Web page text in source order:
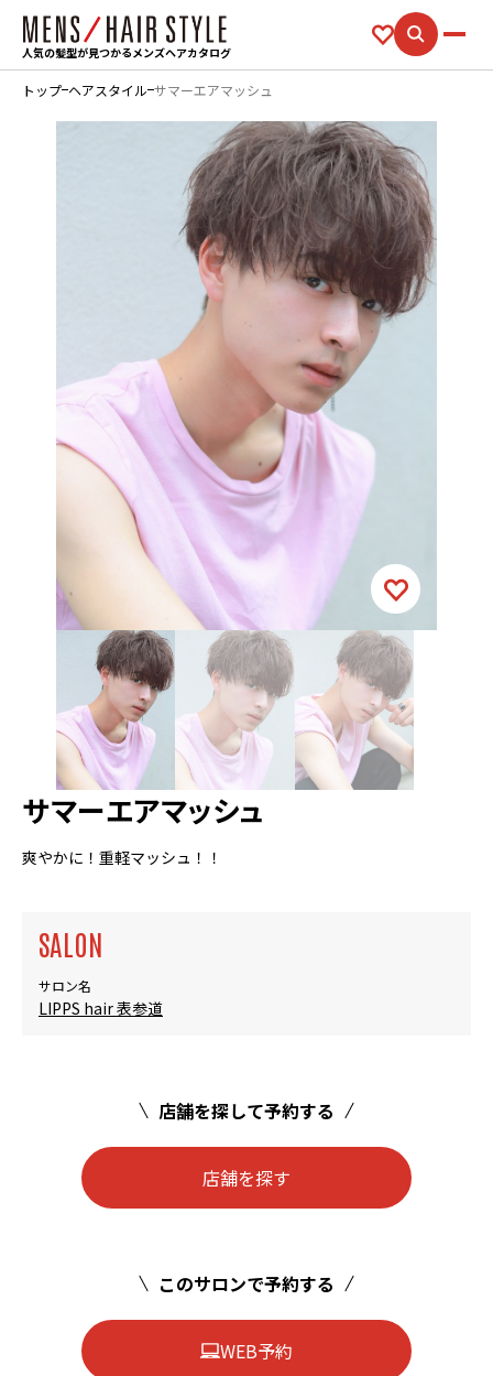
人気の髪型が見つかるメンズヘアカタログ
トップ ヘアスタイル サマーエアマッシュ
サマーエアマッシュ
爽やかに！重軽マッシュ！！
SALON
サロン名
LIPPS hair 表参道
店舗を探して予約する
店舗を探す
このサロンで予約する
WEB予約